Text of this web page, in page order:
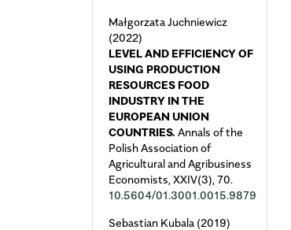
Małgorzata Juchniewicz
(2022)
LEVEL AND EFFICIENCY OF
USING PRODUCTION
RESOURCES FOOD
INDUSTRY IN THE
EUROPEAN UNION
COUNTRIES. Annals of the
Polish Association of
Agricultural and Agribusiness
Economists, XXIV(3), 70.
10.5604/01.3001.0015.9879
Sebastian Kubala (2019)